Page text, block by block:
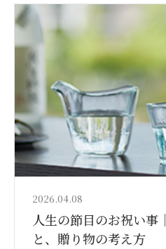
2026.04.08
人生の節目のお祝い事
と、贈り物の考え方